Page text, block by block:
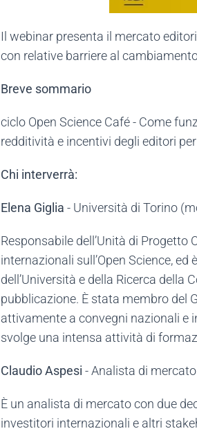
Il webinar presenta il mercato
con relative barriere al
Breve sommario
ciclo Open Science Café - Come
redditività e incentivi degli editori
Chi interverrà:
Elena Giglia - Università di Torino
Responsabile dell’Unità di Progetto
internazionali sull’Open Science,
dell’Università e della Ricerca della
pubblicazione. È stata membro del
attivamente a convegni nazionali e
svolge una intensa attività di
Claudio Aspesi - Analista di
È un analista di mercato con due
investitori internazionali e altri